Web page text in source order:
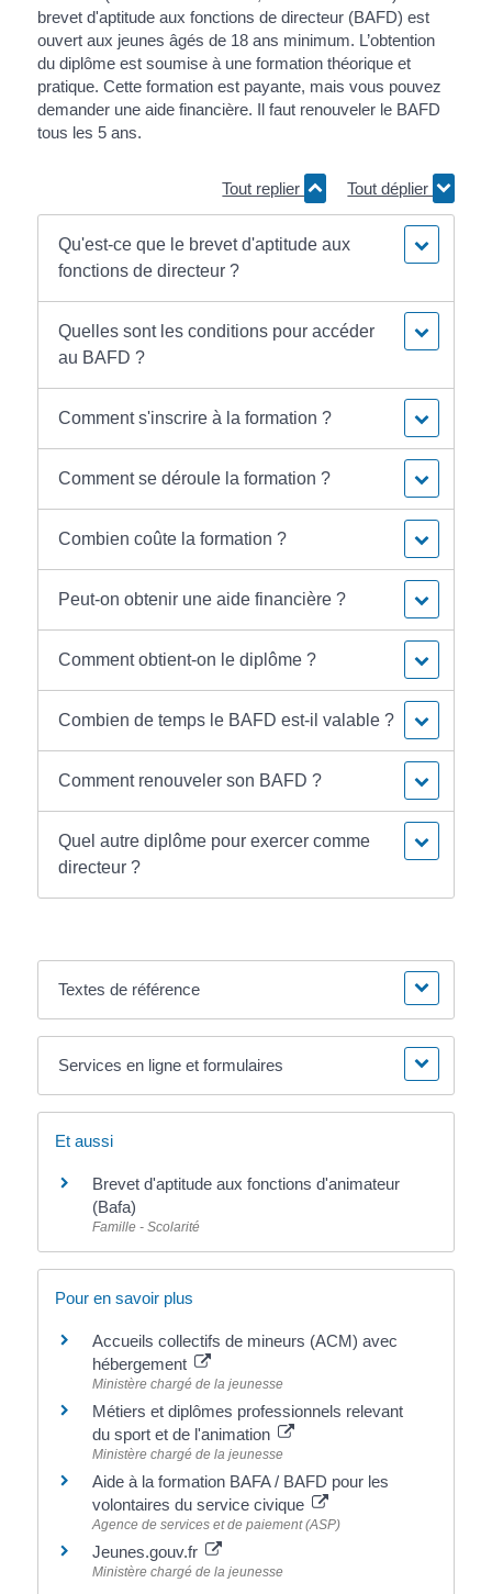
brevet d'aptitude aux fonctions de directeur (BAFD) est
ouvert aux jeunes âgés de 18 ans minimum. L’obtention
du diplôme est soumise à une formation théorique et
pratique. Cette formation est payante, mais vous pouvez
demander une aide financière. Il faut renouveler le BAFD
tous les 5 ans.
Tout replier Tout déplier
Qu'est-ce que le brevet d'aptitude aux
fonctions de directeur ?
Quelles sont les conditions pour accéder
au BAFD ?
Comment s'inscrire à la formation ?
Comment se déroule la formation ?
Combien coûte la formation ?
Peut-on obtenir une aide financière ?
Comment obtient-on le diplôme ?
Combien de temps le BAFD est-il valable ?
Comment renouveler son BAFD ?
Quel autre diplôme pour exercer comme
directeur ?
Textes de référence
Services en ligne et formulaires
Et aussi
Brevet d'aptitude aux fonctions d'animateur
(Bafa)
Famille - Scolarité
Pour en savoir plus
Accueils collectifs de mineurs (ACM) avec
hébergement
Ministère chargé de la jeunesse
Métiers et diplômes professionnels relevant
du sport et de l'animation
Ministère chargé de la jeunesse
Aide à la formation BAFA / BAFD pour les
volontaires du service civique
Agence de services et de paiement (ASP)
Jeunes.gouv.fr
Ministère chargé de la jeunesse